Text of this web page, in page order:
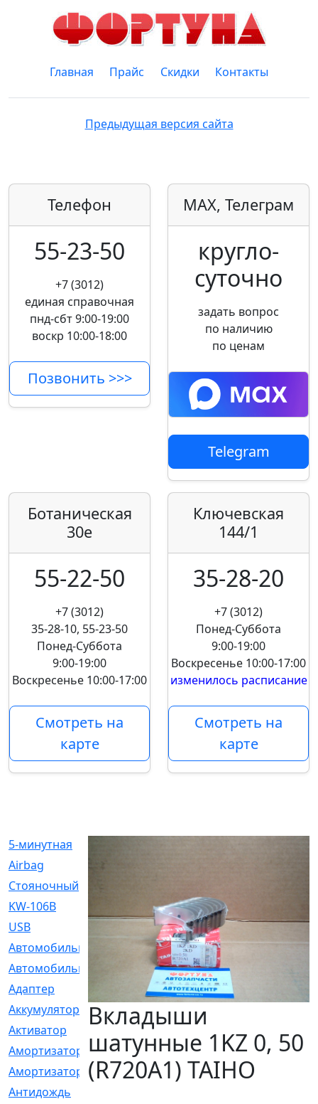
Главная Прайс Скидки Контакты
Предыдущая версия сайта
Телефон
55-23-50
+7 (3012)
единая справочная
пнд-сбт 9:00-19:00
воскр 10:00-18:00
Позвонить >>>
MAX, Телеграм
кругло­
суточно
задать вопрос
по наличию
по ценам
Telegram
Ботаническая
30е
55-22-50
+7 (3012)
35-28-10, 55-23-50
Понед-Суббота
9:00-19:00
Воскресенье 10:00-17:00
Смотреть на
карте
Ключевская
144/1
35-28-20
+7 (3012)
Понед-Суббота
9:00-19:00
Воскресенье 10:00-17:00
изменилось расписание
Смотреть на
карте
5-минутная
Airbag
Cтояночный
KW-106B
USB
Автомобильное
[6]
Автомобильный
Адаптер
[3]
Аккумулятор
[2]
Активатор
[1]
Амортизатор
[608]
Амортизаторы
[21]
Антидождь
Вкладыши
шатунные 1KZ 0, 50
(R720A1) TAIHO